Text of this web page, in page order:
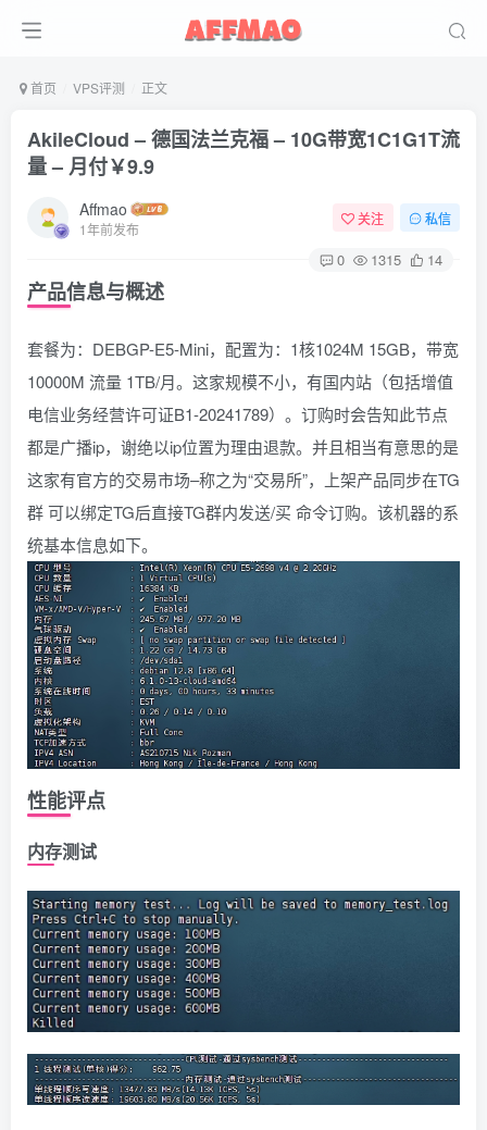
首页 VPS评测 正文
AkileCloud – 德国法兰克福 – 10G带宽1C1G1T流
量 – 月付￥9.9
Affmao
1年前发布
关注 私信
0 1315 14
产品信息与概述
套餐为：DEBGP-E5-Mini，配置为：1核1024M 15GB，带宽
10000M 流量 1TB/月。这家规模不小，有国内站（包括增值
电信业务经营许可证B1-20241789）。订购时会告知此节点
都是广播ip，谢绝以ip位置为理由退款。并且相当有意思的是
这家有官方的交易市场–称之为“交易所”，上架产品同步在TG
群 可以绑定TG后直接TG群内发送/买 命令订购。该机器的系
统基本信息如下。
性能评点
内存测试